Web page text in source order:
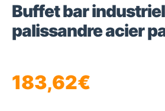
Buffet bar
palissandre acier
183,62€